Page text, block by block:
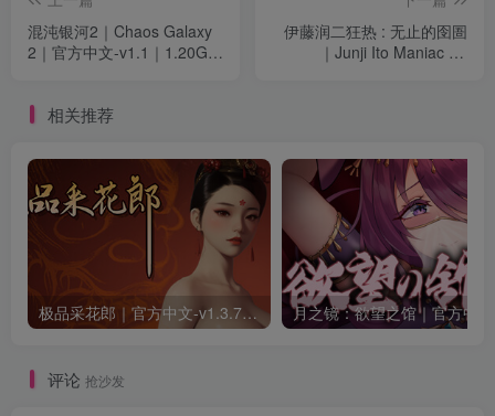
混沌银河2｜Chaos Galaxy
2｜官方中文-v1.1｜1.20G｜
伊藤润二狂热 : 无止的囹圄
｜Junji Ito Maniac An
相关推荐
极品采花郎｜官方中文-v1.3.7+满金币初始存档+通关存档｜7.11G｜免安装
评论 抢沙发